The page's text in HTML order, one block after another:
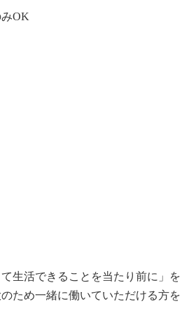
OK
て生活できることを当たり前に」を
ため一緒に働いていただける方を